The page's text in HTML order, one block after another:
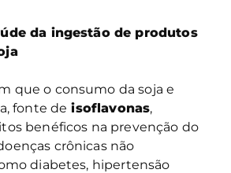
da ingestão de produtos
que o consumo da soja e
fonte de isoflavonas,
benéficos na prevenção do
crônicas não
diabetes, hipertensão